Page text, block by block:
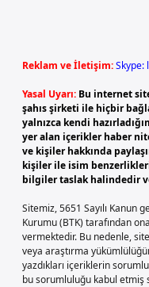
Reklam ve İletişim:Skype:
Yasal Uyarı: Bu internet
şahıs şirketi ile hiçbir
yalnızca kendi
yer alan içerikler haber
ve kişiler hakkında
kişiler ile isim
bilgiler taslak halindedir
Sitemiz, 5651 Sayılı Kanun
Kurumu (BTK) tarafından
vermektedir. Bu nedenle,
veya araştırma
yazdıkları içeriklerin
bu sorumluluğu kabul etmiş